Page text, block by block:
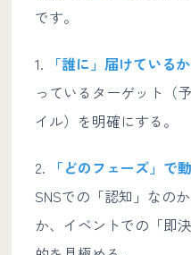
です。
1. 「誰に」届けている
っているターゲット（
イル）を明確にする。
2.
「どのフェーズ」で
SNSでの「認知」なの
か、イベントでの「即